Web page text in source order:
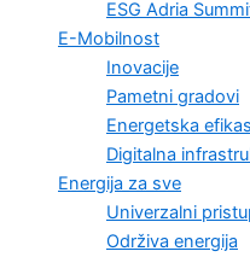
ESG Adria
E-Mobilnost
Inovacije
Pametni gradovi
Energetska
Digitalna
Energija za sve
Univerzalni
Održiva energija